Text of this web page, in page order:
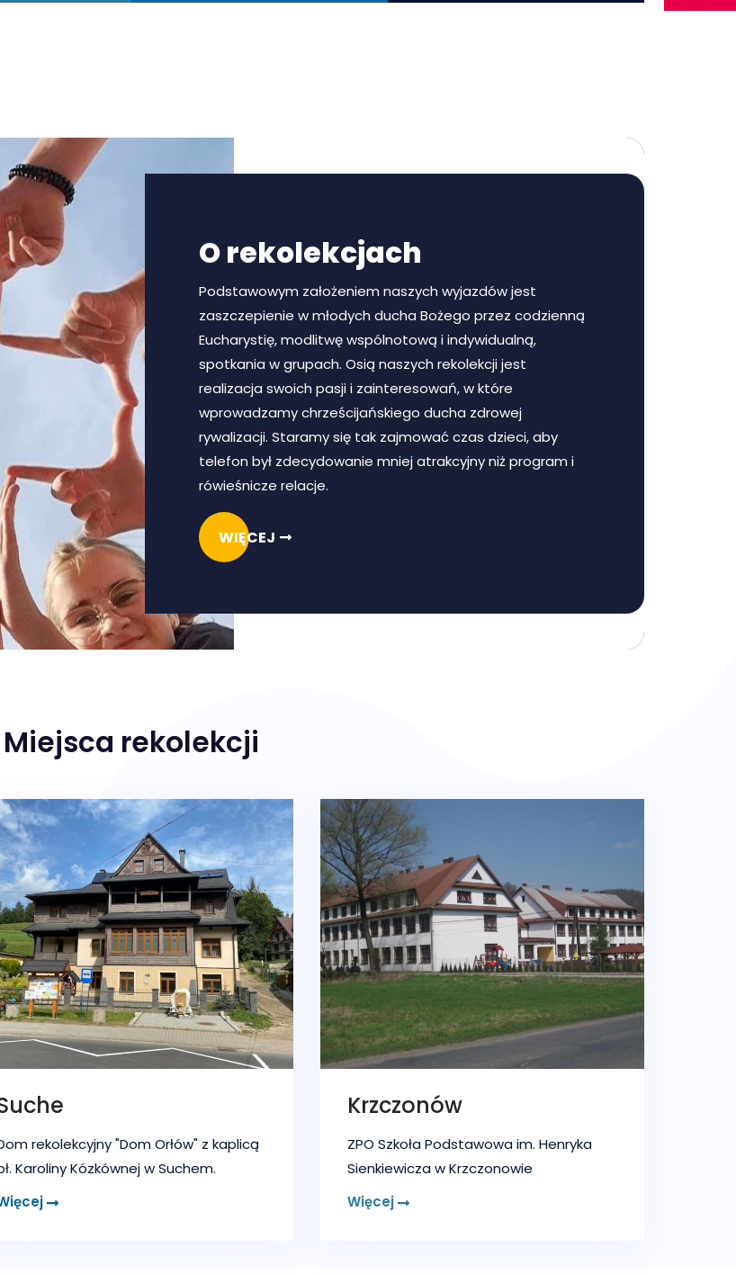
O rekolekcjach
Podstawowym założeniem naszych wyjazdów jest
zaszczepienie w młodych ducha Bożego przez codzienną
Eucharystię, modlitwę wspólnotową i indywidualną,
spotkania w grupach. Osią naszych rekolekcji jest
realizacja swoich pasji i zainteresowań, w które
wprowadzamy chrześcijańskiego ducha zdrowej
rywalizacji. Staramy się tak zajmować czas dzieci, aby
telefon był zdecydowanie mniej atrakcyjny niż program i
rówieśnicze relacje.
WIĘCEJ
Miejsca rekolekcji
rekolekcyjny "Dom Orłów" z kaplicą
Karoliny Kózkównej w Suchem.
Krzczonów
ZPO Szkoła Podstawowa im. Henryka
Sienkiewicza w Krzczonowie
Więcej